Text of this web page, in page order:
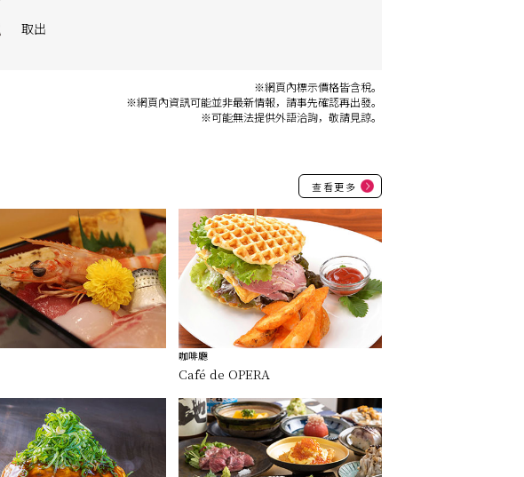
取出
※網頁內標示價格皆含稅。
※網頁內資訊可能並非最新情報，請事先確認再出發。
※可能無法提供外語洽詢，敬請見諒。
查看更多
咖啡廳
Café de OPERA